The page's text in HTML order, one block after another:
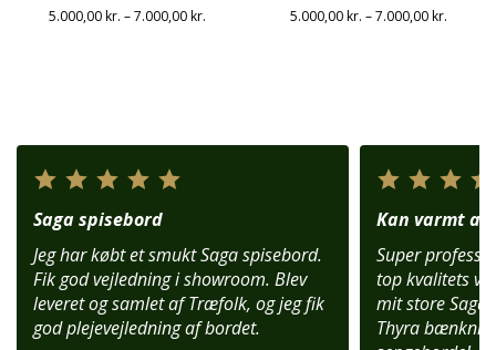
5.000,00kr. –7.000,00kr. 5.000,00kr. –7.000,00kr.
Saga spisebord
Jeg har købt et smukt Saga spisebord.
Fik god vejledning i showroom. Blev
leveret og samlet af Træfolk, og jeg fik
god plejevejledning af bordet.
Kan varmt
Super
top kvalitets
mit store Saga
Thyra